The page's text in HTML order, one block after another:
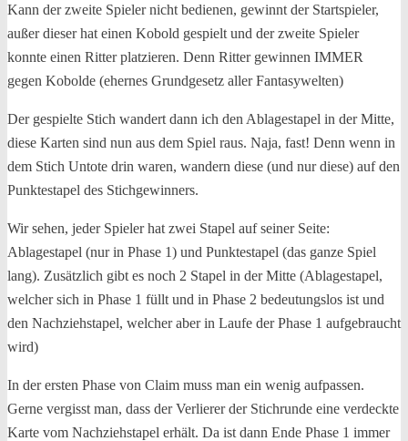
Kann der zweite Spieler nicht bedienen, gewinnt der Startspieler,
außer dieser hat einen Kobold gespielt und der zweite Spieler
konnte einen Ritter platzieren. Denn Ritter gewinnen IMMER
gegen Kobolde (ehernes Grundgesetz aller Fantasywelten)
Der gespielte Stich wandert dann ich den Ablagestapel in der Mitte,
diese Karten sind nun aus dem Spiel raus. Naja, fast! Denn wenn in
dem Stich Untote drin waren, wandern diese (und nur diese) auf den
Punktestapel des Stichgewinners.
Wir sehen, jeder Spieler hat zwei Stapel auf seiner Seite:
Ablagestapel (nur in Phase 1) und Punktestapel (das ganze Spiel
lang). Zusätzlich gibt es noch 2 Stapel in der Mitte (Ablagestapel,
welcher sich in Phase 1 füllt und in Phase 2 bedeutungslos ist und
den Nachziehstapel, welcher aber in Laufe der Phase 1 aufgebraucht
wird)
In der ersten Phase von Claim muss man ein wenig aufpassen.
Gerne vergisst man, dass der Verlierer der Stichrunde eine verdeckte
Karte vom Nachziehstapel erhält. Da ist dann Ende Phase 1 immer